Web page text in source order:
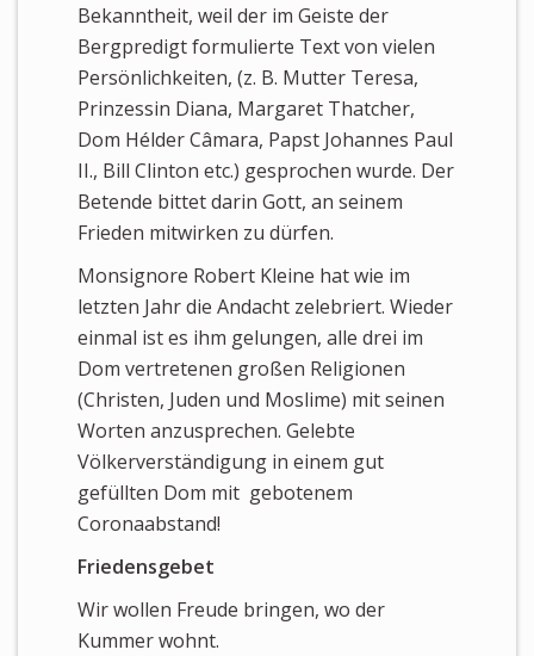
Bekanntheit, weil der im Geiste der
Bergpredigt formulierte Text von vielen
Persönlichkeiten, (z. B. Mutter Teresa,
Prinzessin Diana, Margaret Thatcher,
Dom HélderCâmara, Papst Johannes Paul
II., Bill Clinton etc.) gesprochen wurde. Der
Betende bittet darin Gott, an seinem
Frieden mitwirken zu dürfen.
Monsignore Robert Kleine hat wie im
letzten Jahr die Andacht zelebriert. Wieder
einmal ist es ihm gelungen, alle drei im
Dom vertretenen großen Religionen
(Christen, Juden und Moslime) mit seinen
Worten anzusprechen. Gelebte
Völkerverständigung in einem gut
gefüllten Dom mit gebotenem
Coronaabstand!
Friedensgebet
Wir wollen Freude bringen, wo der
Kummer wohnt.